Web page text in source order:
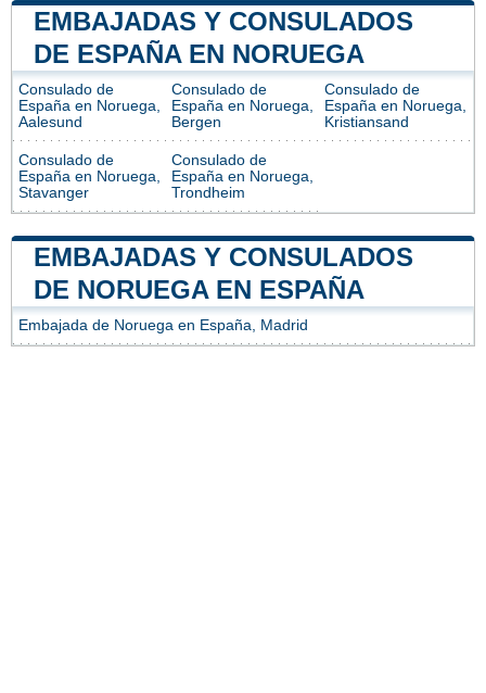
EMBAJADAS Y CONSULADOS
DE ESPAÑA EN NORUEGA
Consulado de
España en Noruega,
Aalesund
Consulado de
España en Noruega,
Bergen
Consulado de
España en Noruega,
Kristiansand
Consulado de
España en Noruega,
Stavanger
Consulado de
España en Noruega,
Trondheim
EMBAJADAS Y CONSULADOS
DE NORUEGA EN ESPAÑA
Embajada de Noruega en España, Madrid